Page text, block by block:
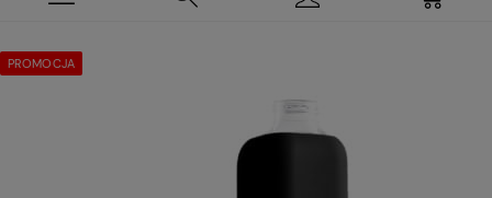
PROMOCJA